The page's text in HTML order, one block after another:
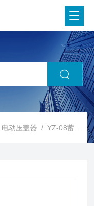
电动压盖器 / YZ-08蓄电锂电池电动压盖器